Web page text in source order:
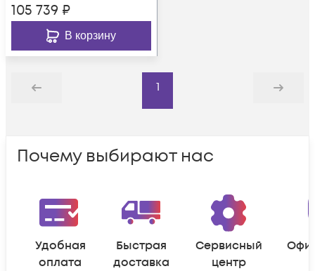
105 739 ₽
В корзину
Назад
1
Дальше
Почему выбирают нас
Удобная
оплата
Быстрая
доставка
Сервисный
центр